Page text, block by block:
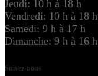
Jeudi: 10 h à 18 h
Vendredi: 10 h à 18 h
Samedi: 9 h à 17 h
Dimanche: 9 h à 16 h
Suivez-nous